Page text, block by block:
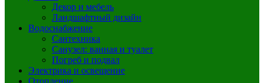
Декор и мебель
Ландшафтный дизайн
Водоснабжение
Сантехника
Санузел: ванная и туалет
Погреб и подвал
Электрика и освещение
Отопление